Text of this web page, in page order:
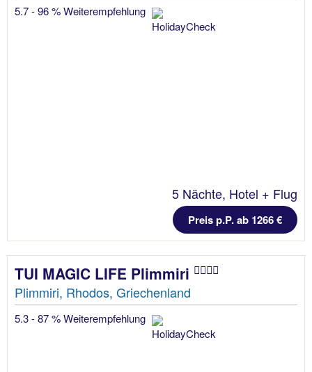
5.7 - 96 % Weiterempfehlung
5 Nächte, Hotel + Flug
Preis p.P. ab 1266 €
TUI MAGIC LIFE Plimmiri
Plimmiri, Rhodos, Griechenland
5.3 - 87 % Weiterempfehlung